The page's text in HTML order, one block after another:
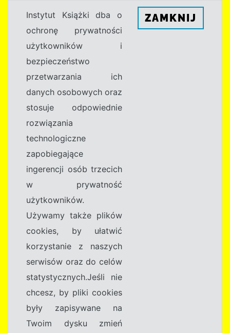
Instytut Książki dba o
ochronę prywatności
użytkowników i
bezpieczeństwo
przetwarzania ich
danych osobowych oraz
stosuje odpowiednie
rozwiązania
technologiczne
zapobiegające
ingerencji osób trzecich
w prywatność
użytkowników.
Używamy także plików
cookies, by ułatwić
korzystanie z naszych
serwisów oraz do celów
statystycznych.Jeśli nie
chcesz, by pliki cookies
były zapisywane na
Twoim dysku zmień
ZAMKNIJ